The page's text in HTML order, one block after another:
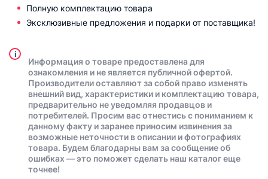
Полную комплектацию товара
Эксклюзивные предложения и подарки от поставщика!
i
Информация о товаре предоставлена для
ознакомления и не является публичной офертой.
Производители оставляют за собой право изменять
внешний вид, характеристики и комплектацию товара,
предварительно не уведомляя продавцов и
потребителей. Просим вас отнестись с пониманием к
данному факту и заранее приносим извинения за
возможные неточности в описании и фотографиях
товара. Будем благодарны вам за сообщение об
ошибках — это поможет сделать наш каталог еще
точнее!